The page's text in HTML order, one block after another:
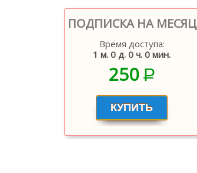
ПОДПИСКА НА МЕСЯЦ
Время доступа:
1 м. 0 д. 0 ч. 0 мин.
250 P
–